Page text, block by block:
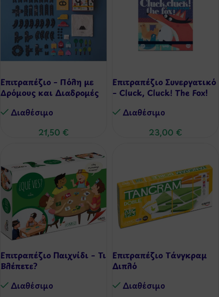
Επιτραπέζιο – Πόλη με
Δρόμους και Διαδρομές
Διαθέσιμo
21,50 €
Επιτραπέζιο Συνεργατικό
– Cluck, Cluck! The Fox!
Διαθέσιμo
23,00 €
Επιτραπέζιο Παιχνίδι – Τι
Βλέπετε?
Διαθέσιμo
Επιτραπέζιο Τάνγκραμ
Διπλό
Διαθέσιμo